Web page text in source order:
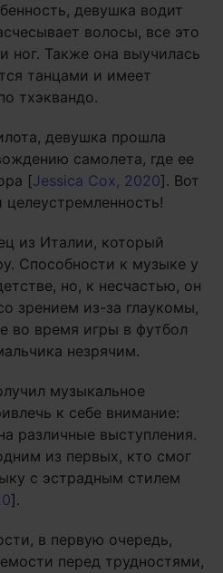
девушка водит
волосы, все это
ног. Также она выучилась
танцами и имеет
тхэквандо.
девушка прошла
самолета, где ее
[Jessica Cox, 2020]. Вот
целеустремленность!
из Италии, который
Способности к музыке у
но, к несчастью, он
зрением из-за глаукомы,
во время игры в футбол
незрячим.
музыкальное
к себе внимание:
различные выступления.
из первых, кто смог
с эстрадным стилем
].
в первую очередь,
перед трудностями,